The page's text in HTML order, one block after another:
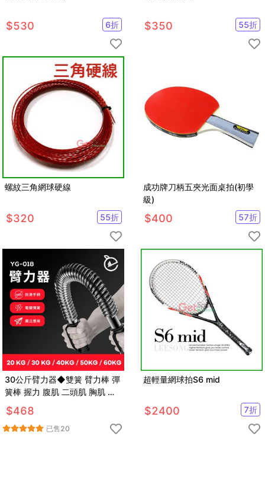
$530 6折 $350 55折
螺紋三角網球硬線
$320 55折
成功牌刀柄五夾光面桌拍(初學
級)
$400 57折
30公斤臂力器◆雙簧 臂力棒 彈
簧棒 握力 腹肌 二頭肌 胸肌 伏
地挺身 健肌器 重訓 健身舉重
$468
已售20
超輕量網球拍S6 mid
$2400 7折